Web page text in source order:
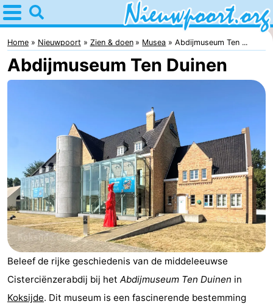
Home
Nieuwpoort
Tips
Appartementen
-
Holiday
Suites
Nieuwpoort
-
Holiday
Suites
Bed
(&
Campings
Home Nieuwpoort Zien & doen Musea Abdijmuseum Ten ...
Abdijmuseum Ten Duinen
Beleef de rijke geschiedenis van de middeleeuwse
Cisterciënzerabdij bij het Abdijmuseum Ten Duinen in
Koksijde. Dit museum is een fascinerende bestemming